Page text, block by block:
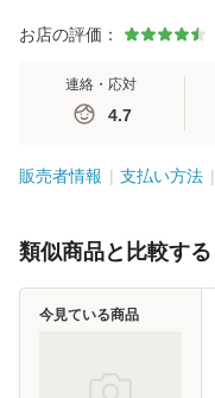
お店の評価：
連絡・応対
4.7
販売者情報 支払い方法
類似商品と比較する
今見ている商品